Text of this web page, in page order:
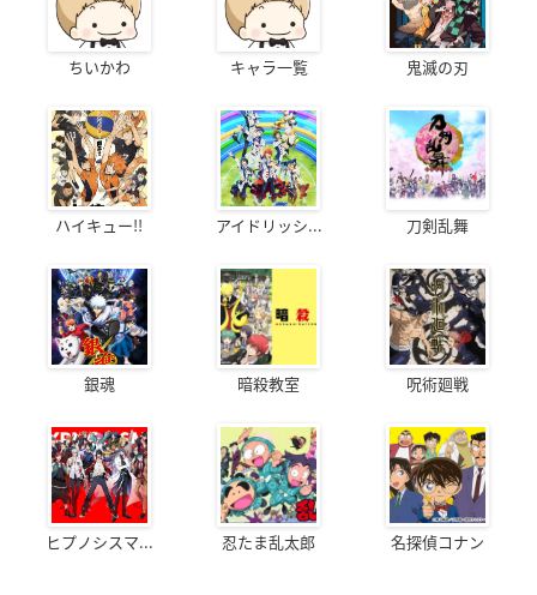
ちいかわ キャラ一覧 鬼滅の刃
ハイキュー!! アイドリッシ... 刀剣乱舞
銀魂 暗殺教室 呪術廻戦
ヒプノシスマ... 忍たま乱太郎 名探偵コナン